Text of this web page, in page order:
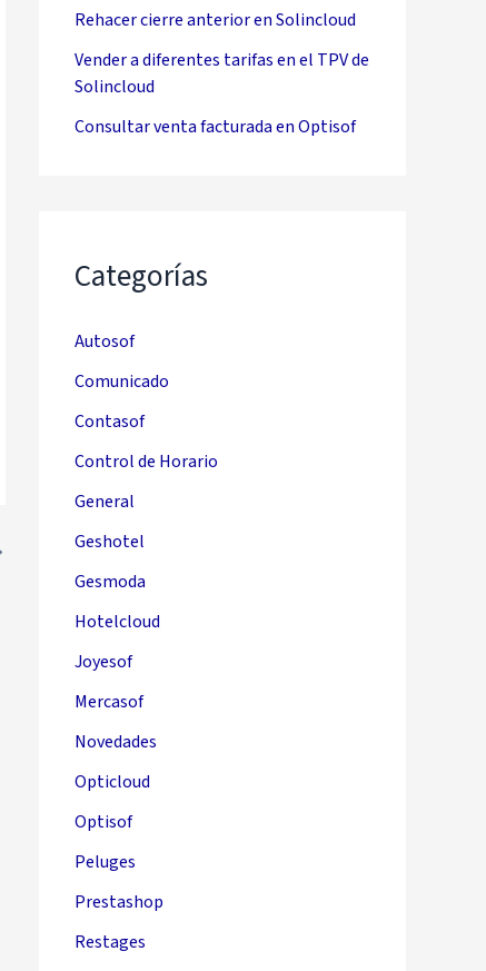
Rehacer cierre anterior en Solincloud
Vender a diferentes tarifas en el TPV de
Solincloud
Consultar venta facturada en Optisof
Categorías
Autosof
Comunicado
Contasof
Control de Horario
General
Geshotel
Gesmoda
Hotelcloud
Joyesof
Mercasof
Novedades
Opticloud
Optisof
Peluges
Prestashop
Restages